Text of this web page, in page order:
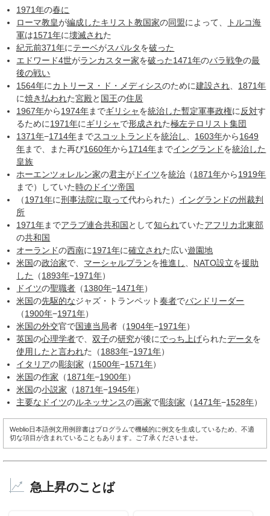
1971年の春に
ローマ教皇が編成したキリスト教国家の同盟によって、
トルコ海
軍は1571年に壊滅された
紀元前371年にテーベがスパルタを破った
エドワード4世がランカスター家を破った1471年のバラ戦争の最
後の戦い
1564年にカトリーヌ・ド・メディシスのために建設され
1871年
に焼き払われた宮殿と 国王の住居
1967年から1974年までギリシャを統治した暫定軍事政権に 反対す
るために1971年にギリシャで形成された極左テロリスト集団
1371年−1714年までスコットランドを統治し 1603年から1649
年まで、また再び1660年から1714年までイングランドを統治した
皇族
ホーエンツォレルン家の君主が ドイツを統治 （1871年から1919年
まで）していた時の ドイツ帝国
（1971年に刑事法院に取って代わられた） イングランドの州裁判
所
1971年までアラブ連合共和国 として知られていたアフリカ北東部
の共和国
オーランドの西南に1971年に確立された広い遊園地
米国の政治家で、 マーシャルプランを推進し NATO設立を援助
した
（1893年−1971年）
ドイツの聖職者 （1380年−1471年）
米国の先駆的なジャズ・トランペット奏者でバンドリーダー
（1900年−1971年）
米国の外交官で国連当局者（1904年−1971年）
英国の心理学者で、双子の研究が後にでっち上げられたデータを
使用した と言われた（1883年−1971年）
イタリアの彫刻家 （1500年−1571年）
米国の作家 （1871年−1900年）
米国の小説家 （1871年−1945年）
主要な ドイツのルネッサンスの画家で彫刻家 （1471年−1528年）
Weblio日本語例文用例辞書はプログラムで機械的に例文を生成しているため、不適
切な項目が含まれていることもあります。ご了承くださいませ。
急上昇のことば